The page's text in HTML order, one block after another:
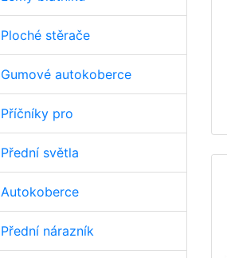
Ploché stěrače
Gumové autokoberce
Příčníky pro
Přední světla
Autokoberce
Přední nárazník